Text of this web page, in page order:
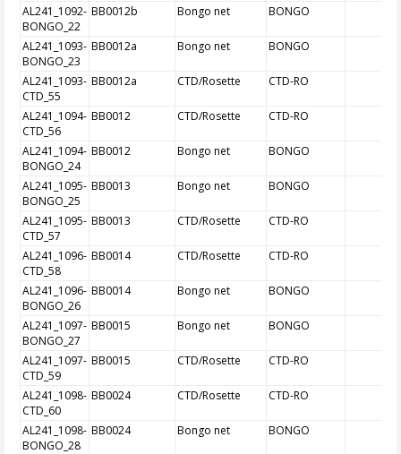
AL241_1092-
BONGO_22
BB0012b Bongo net BONGO
AL241_1093-
BONGO_23
BB0012a Bongo net BONGO
AL241_1093-
CTD_55
BB0012a CTD/Rosette CTD-RO
AL241_1094-
CTD_56
BB0012 CTD/Rosette CTD-RO
AL241_1094-
BONGO_24
BB0012 Bongo net BONGO
AL241_1095-
BONGO_25
BB0013 Bongo net BONGO
AL241_1095-
CTD_57
BB0013 CTD/Rosette CTD-RO
AL241_1096-
CTD_58
BB0014 CTD/Rosette CTD-RO
AL241_1096-
BONGO_26
BB0014 Bongo net BONGO
AL241_1097-
BONGO_27
BB0015 Bongo net BONGO
AL241_1097-
CTD_59
BB0015 CTD/Rosette CTD-RO
AL241_1098-
CTD_60
BB0024 CTD/Rosette CTD-RO
AL241_1098-
BONGO_28
BB0024 Bongo net BONGO